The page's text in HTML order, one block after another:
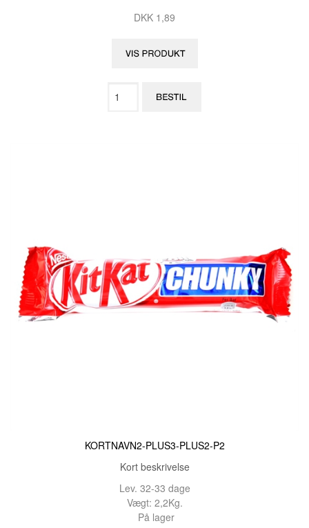
DKK 1,89
KORTNAVN2-PLUS3-PLUS2-P2
Kort beskrivelse
Lev. 32-33 dage
Vægt: 2,2Kg.
På lager